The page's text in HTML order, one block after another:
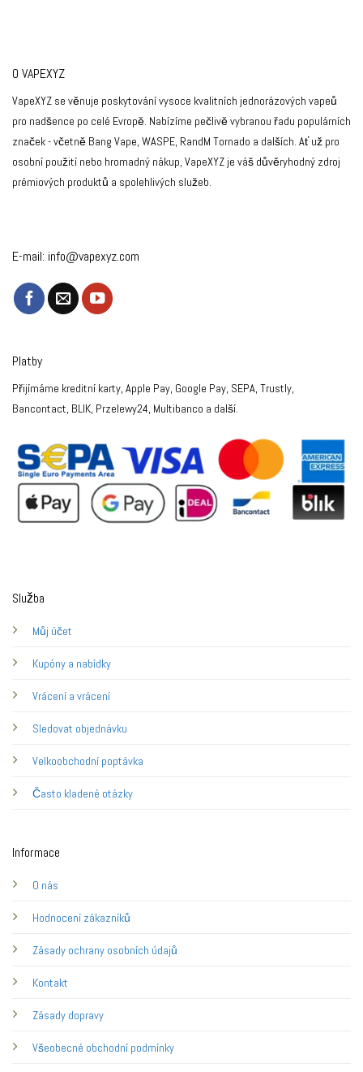
O VAPEXYZ
VapeXYZ se věnuje poskytování vysoce kvalitních jednorázových vapeů
pro nadšence po celé Evropě. Nabízíme pečlivě vybranou řadu populárních
značek - včetně Bang Vape, WASPE, RandM Tornado a dalších. Ať už pro
osobní použití nebo hromadný nákup, VapeXYZ je váš důvěryhodný zdroj
prémiových produktů a spolehlivých služeb.
E-mail: info@vapexyz.com
Služba
Můj účet
Kupóny a nabídky
Vrácení a vrácení
Sledovat objednávku
Velkoobchodní poptávka
Často kladené otázky
Informace
O nás
Hodnocení zákazníků
Zásady ochrany osobních údajů
Kontakt
Zásady dopravy
Všeobecné obchodní podmínky
Platby
Přijímáme kreditní karty, Apple Pay, Google Pay, SEPA, Trustly,
Bancontact, BLIK, Przelewy24, Multibanco a další.